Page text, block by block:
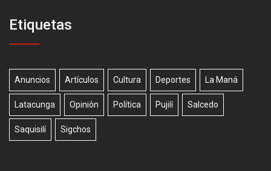
Etiquetas
Anuncios Artículos Cultura Deportes La Maná
Latacunga Opinión Política Pujilí Salcedo
Saquisilí Sigchos